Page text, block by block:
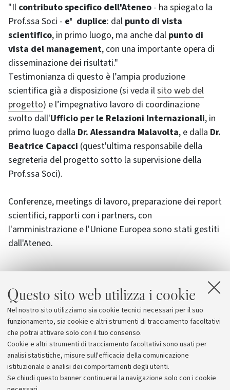
Questo sito web utilizza i cookie
Nel nostro sito utilizziamo sia cookie tecnici necessari per il suo
funzionamento, sia cookie e altri strumenti di tracciamento facoltativi
che potrai attivare solo con il tuo consenso.
Cookie e altri strumenti di tracciamento facoltativi sono usati per
analisi statistiche, misure sull'efficacia della comunicazione
istituzionale e analisi dei comportamenti degli utenti.
Se chiudi questo banner continuerai la navigazione solo con i cookie
"Il contributo specifico dell'Ateneo - ha spiegato la
Prof.ssa Soci - e' duplice: dal punto di vista
scientifico, in primo luogo, ma anche dal punto di
vista del management, con una importante opera di
disseminazione dei risultati."
Testimonianza di questo è l’ampia produzione
scientifica già a disposizione (si veda ilsito web del
progetto) e l’impegnativo lavoro di coordinazione
svolto dall'Ufficio per le Relazioni Internazionali, in
primo luogo dalla Dr. Alessandra Malavolta, e dalla Dr.
Beatrice Capacci (quest'ultima responsabile della
segreteria del progetto sotto la supervisione della
Prof.ssa Soci).
Conferenze, meetings di lavoro, preparazione dei report
scientifici, rapporti con i partners, con
l'amministrazione e l'Unione Europea sono stati gestiti
dall'Ateneo.
Allegati
Presentazione Progetto TERA